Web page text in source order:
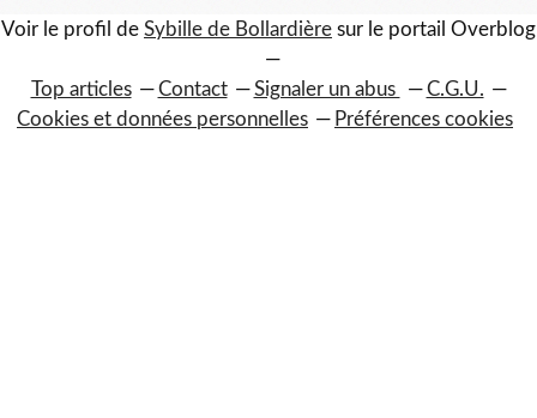
Voir le profil de Sybille de Bollardière sur le portail Overblog
Top articles Contact Signaler un abus
C.G.U.
Cookies et données personnelles
Préférences cookies